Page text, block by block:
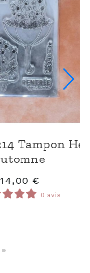
Faux texte
0 avis